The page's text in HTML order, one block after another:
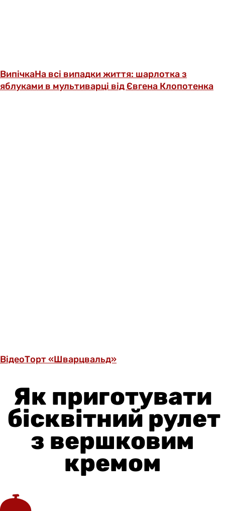
ВипічкаНа всі випадки життя: шарлотка з
яблуками в мультиварці від Євгена Клопотенка
ВідеоТорт «Шварцвальд»
Як приготувати
бісквітний рулет
з вершковим
кремом